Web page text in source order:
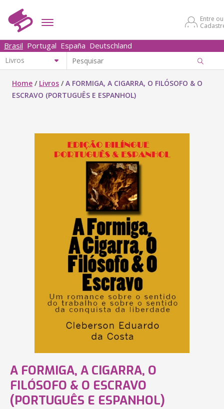
Entre ou
Brasil Portugal España Deutschland
Home / Livros /A FORMIGA, A CIGARRA, O FILÓSOFO & O
ESCRAVO (PORTUGUÊS E ESPANHOL)
A FORMIGA, A CIGARRA, O
FILÓSOFO & O ESCRAVO
(PORTUGUÊS E ESPANHOL)